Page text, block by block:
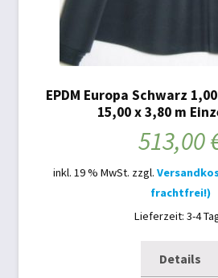
EPDM Europa Schwarz
15,00 x 3,80 m
513,00
inkl. 19 % MwSt. zzgl.
frachtfrei!)
Lieferzeit: 3-4
Details